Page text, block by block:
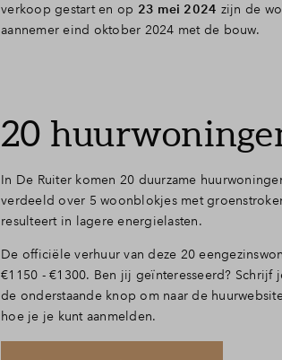
verkoop gestart en op 23 mei 2024 zijn de
aannemer eind oktober 2024 met de bouw.
20
In De Ruiter komen 20 duurzame
verdeeld over 5 woonblokjes met
resulteert in lagere energielasten.
De officiële verhuur van deze 20
€1150 - €1300. Ben jij geïnteresseerd?
de onderstaande knop om naar de
hoe je je kunt aanmelden.